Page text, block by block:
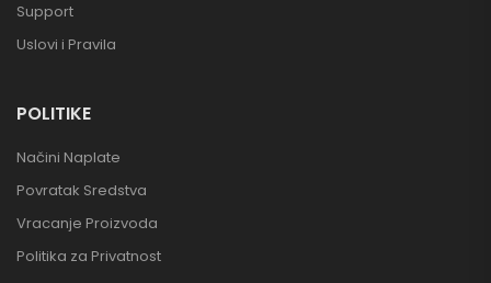
Support
Uslovi i Pravila
POLITIKE
Načini Naplate
Povratak Sredstva
Vracanje Proizvoda
Politika za Privatnost